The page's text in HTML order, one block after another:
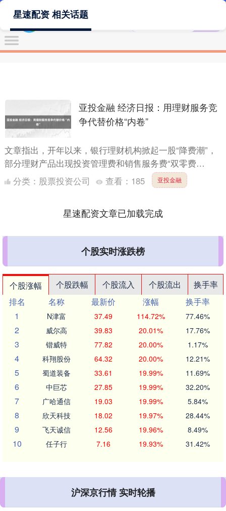
星速配资 相关话题
亚投金融 经济日报：用理财服务竞
争代替价格“内卷”
文章指出，开年以来，银行理财机构掀起一股“降费潮”，
部分理财产品出现投资管理费和销售服务费“双零费
率”。“降费潮”折射出银行理财在低利率环境下，面临的市
场竞争日....
分类： 股票投资公司 查看： 185 亚投金融
星速配资文章已加载完成
个股实时涨跌榜
个股涨幅 个股跌幅 个股流入 个股流出
换手率
排名
名称 最新价 涨幅
换手率
1
N津富 37.49 114.72% 77.46%
2 威尔高 39.83 20.01% 17.76%
3 锴威特 77.82 20.00% 1.17%
4 科翔股份 64.32 20.00% 12.21%
5 蜀道装备 33.61 19.99% 11.69%
6 中巨芯 27.85 19.99% 32.20%
7 广哈通信 19.03 19.99% 5.84%
8 欣天科技 18.02 19.97% 28.44%
9 飞天诚信 12.56 19.96% 8.49%
10 任子行 7.16 19.93% 31.42%
沪深京行情 实时轮播